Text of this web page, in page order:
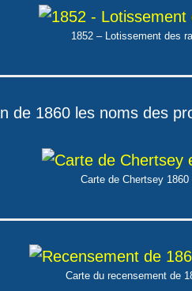
1852 – Lotissement des
de 1860 les noms des
Carte de Chertsey
Carte du recensement de